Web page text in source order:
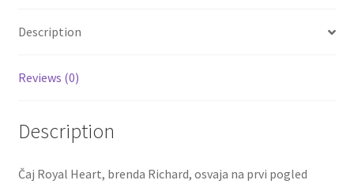
Destilati
Jack Daniel’s
Rakija
Poklon aranzmani izdvajamo
50g
Description
Reviews (0)
Description
Čaj Royal Heart, brenda Richard, osvaja na prvi pogled